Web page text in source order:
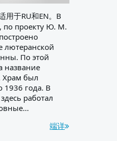
用于RU和EN。В
по проекту Ю. М.
лютеранской
По этой
название
Храм был
года. В
работал
端详